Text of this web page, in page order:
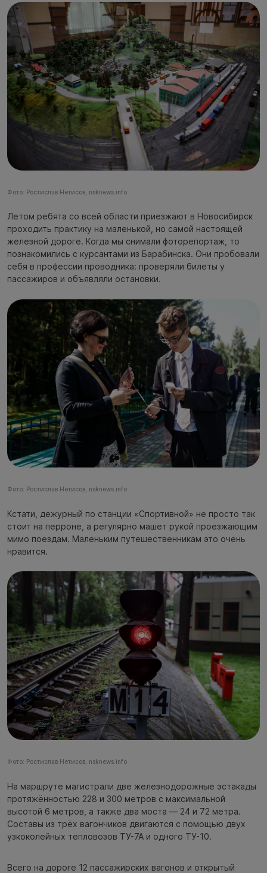
Фото: Ростислав Нетисов, nsknews.info
Летом ребята со всей области приезжают в Новосибирск
проходить практику на маленькой, но самой настоящей
железной дороге. Когда мы снимали фоторепортаж, то
познакомились с курсантами из Барабинска. Они пробовали
себя в профессии проводника: проверяли билеты у
пассажиров и объявляли остановки.
Фото: Ростислав Нетисов, nsknews.info
Кстати, дежурный по станции «Спортивной» не просто так
стоит на перроне, а регулярно машет рукой проезжающим
мимо поездам. Маленьким путешественникам это очень
нравится.
Фото: Ростислав Нетисов, nsknews.info
На маршруте магистрали две железнодорожные эстакады
протяжённостью 228 и 300 метров с максимальной
высотой 6 метров, а также два моста — 24 и 72 метра.
Составы из трёх вагончиков двигаются с помощью двух
узкоколейных тепловозов ТУ-7А и одного ТУ-10.
Всего на дороге 12 пассажирских вагонов и открытый